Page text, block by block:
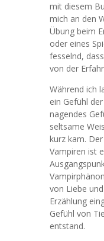
mit diesem
mich an den
Übung beim
oder eines
fesselnd,
von der
Während ich
ein Gefühl
nagendes
seltsame
kurz kam.
Vampiren ist
von Liebe
Erzählung
Gefühl von
entstand.